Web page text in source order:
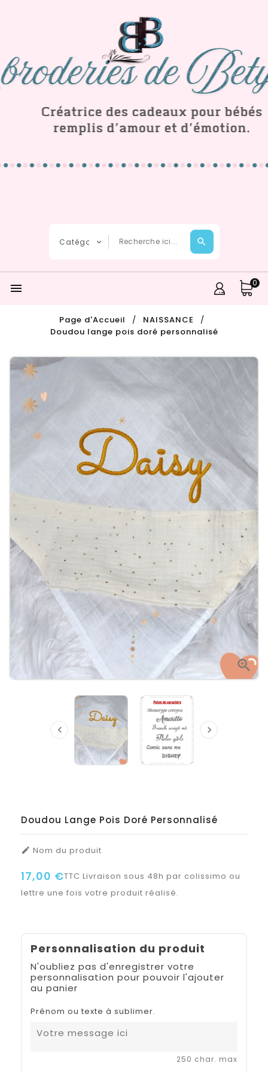
 0
Page d'Accueil
NAISSANCE
Doudou lange pois doré personnalisé

 
Doudou Lange Pois Doré Personnalisé
 Nom du produit
17,00 €TTC Livraison sous 48h par colissimo ou
lettre une fois votre produit réalisé.
Personnalisation du produit
N'oubliez pas d'enregistrer votre
personnalisation pour pouvoir l'ajouter
au panier
Prénom ou texte à sublimer.
250 char. max